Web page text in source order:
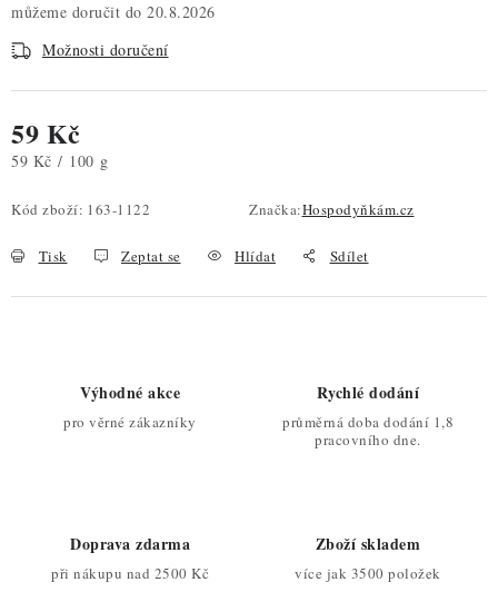
20.8.2026
Možnosti doručení
59 Kč
Měrná cena:
59 Kč / 100 g
Kód zboží: 163-1122 Značka:Hospodyňkám.cz
Tisk Zeptat se Hlídat Sdílet
Výhodné akce
pro věrné zákazníky
Rychlé dodání
průměrná doba dodání 1,8
pracovního dne.
Doprava zdarma
při nákupu nad 2500 Kč
Zboží skladem
více jak 3500 položek